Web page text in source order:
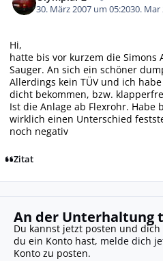
30. März 2007 um 05:2030. Mar
Hi,
hatte bis vor kurzem die Simons
Sauger. An sich ein schöner
Allerdings kein TÜV und ich
dicht bekommen, bzw.
Ist die Anlage ab Flexrohr. Habe
wirklich einen Unterschied
noch negativ
Zitat
An der Unterhaltung
Du kannst jetzt posten und
du ein Konto hast, melde dich
Konto zu posten.